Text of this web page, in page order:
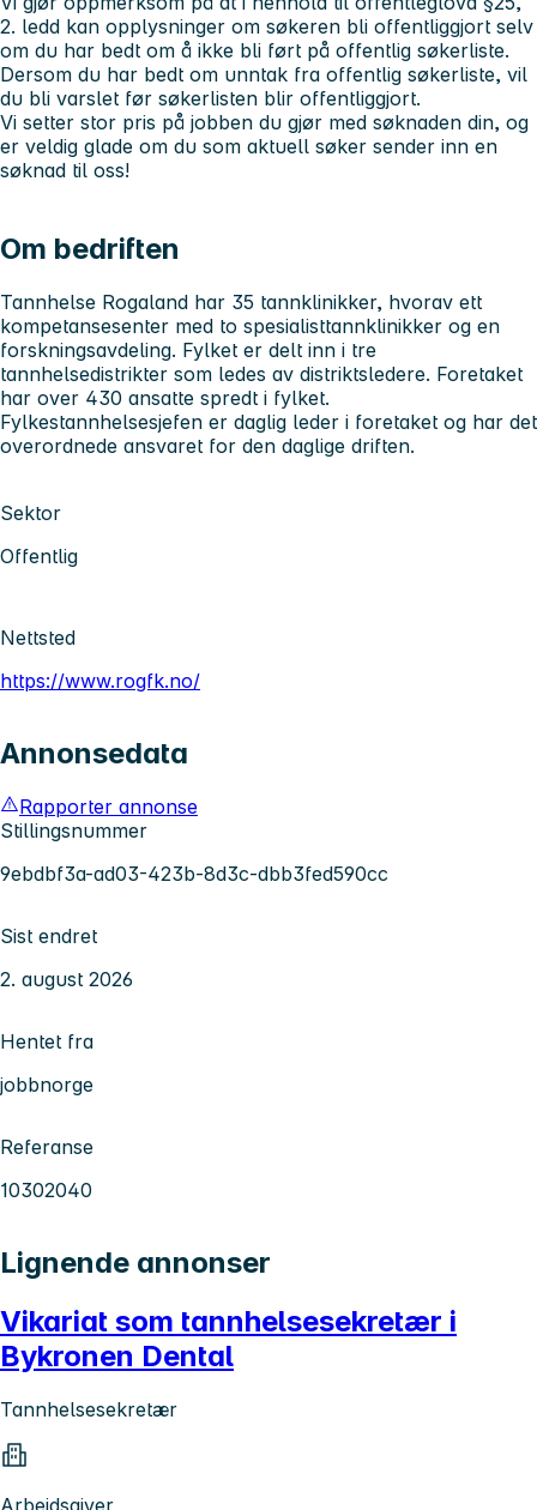
2. ledd kan opplysninger om søkeren bli offentliggjort selv
om du har bedt om å ikke bli ført på offentlig søkerliste.
Dersom du har bedt om unntak fra offentlig søkerliste, vil
du bli varslet før søkerlisten blir offentliggjort.
Vi setter stor pris på jobben du gjør med søknaden din, og
er veldig glade om du som aktuell søker sender inn en
søknad til oss!
Om bedriften
Tannhelse Rogaland har 35 tannklinikker, hvorav ett
kompetansesenter med to spesialisttannklinikker og en
forskningsavdeling. Fylket er delt inn i tre
tannhelsedistrikter som ledes av distriktsledere. Foretaket
har over 430 ansatte spredt i fylket.
Fylkestannhelsesjefen er daglig leder i foretaket og har det
overordnede ansvaret for den daglige driften.
Sektor
Offentlig
Nettsted
https://www.rogfk.no/
Annonsedata
Rapporter annonse
Stillingsnummer
9ebdbf3a-ad03-423b-8d3c-dbb3fed590cc
Sist endret
2. august 2026
Hentet fra
jobbnorge
Referanse
10302040
Lignende annonser
Vikariat som tannhelsesekretær i
Bykronen Dental
Tannhelsesekretær
Arbeidsgiver